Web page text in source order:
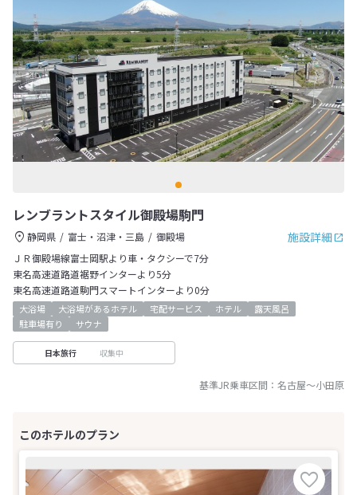
レンブラントスタイル御殿場駒門
施設詳細
静岡県 富士・沼津・三島
御殿場
ＪＲ御殿場線富士岡駅より車・タクシーで7分
東名高速道路道裾野インターより5分
東名高速道路道駒門スマートインターより0分
大浴場 大浴場があるホテル 宅配サービス ホテル
露天風呂
駐車場有り
サウナ
日本旅行 収集中
基準JR乗車区間： 名古屋～小田原